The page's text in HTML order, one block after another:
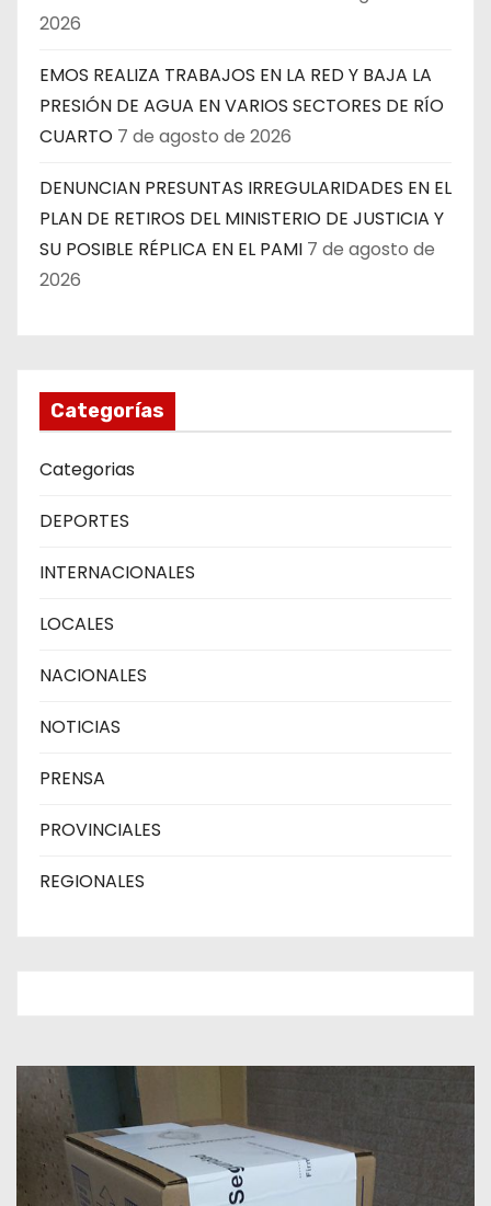
2026
EMOS REALIZA TRABAJOS EN LA RED Y BAJA LA
PRESIÓN DE AGUA EN VARIOS SECTORES DE RÍO
CUARTO 7 de agosto de 2026
DENUNCIAN PRESUNTAS IRREGULARIDADES EN EL
PLAN DE RETIROS DEL MINISTERIO DE JUSTICIA Y
SU POSIBLE RÉPLICA EN EL PAMI 7 de agosto de
2026
Categorías
Categorias
DEPORTES
INTERNACIONALES
LOCALES
NACIONALES
NOTICIAS
PRENSA
PROVINCIALES
REGIONALES